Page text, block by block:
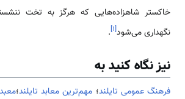
خاکستر شاهزاده‌هایی که هرگز به تخت
نگهداری می‌شود[۱]
.
نیز نگاه کنید به
فرهنگ عمومی تایلند؛ مهم‌ترین معابد تایلند؛